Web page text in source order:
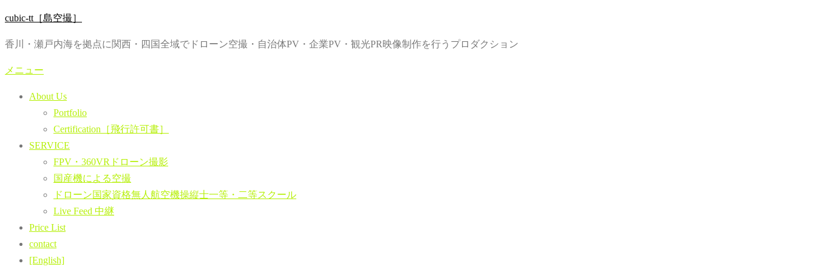
コ
テ
ン
cubic-tt［島空撮］
香川・瀬戸内海を拠点に関西・四国全域でドローン空撮・自治体PV・企業PV・観光PR映像制作を行うプロダクション
メニュー
About Us
Portfolio
Certification［飛行許可書］
SERVICE
FPV・360VRドローン撮影
国産機による空撮
ドローン国家資格無人航空機操縦士一等・二等スクール
Live Feed 中継
Price List
contact
[English]